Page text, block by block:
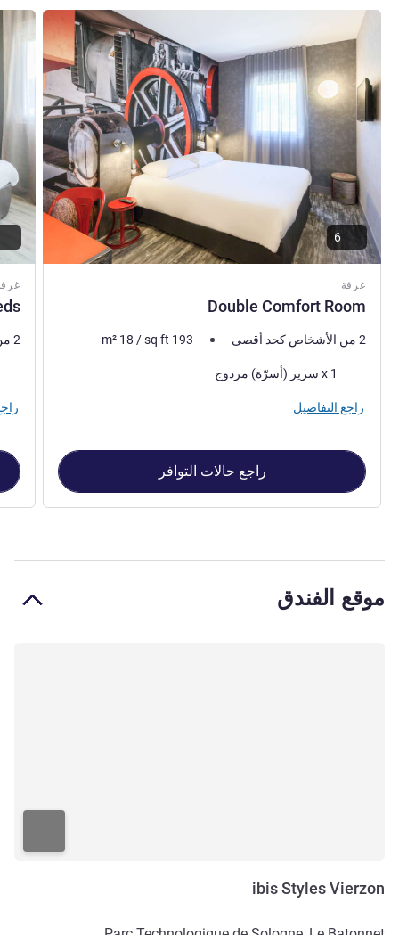
غرفة
Double Comfort Room
راجع التفاصيل
2 من الأشخاص كحد أقصى m² 18 /sq ft 193
فرش السرير
1 x سرير (أسرّة) مزدوج
راجع التفاصيل
راجع حالات التوافر
راجع
2 من الأشخاص كحد أقصى
موقع الفندق
ibis Styles Vierzon